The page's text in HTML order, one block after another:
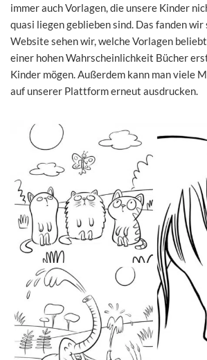
immer auch Vorlagen, die unsere Kinder
quasi liegen geblieben sind. Das fanden wir
Website sehen wir, welche Vorlagen
einer hohen Wahrscheinlichkeit Bücher
Kinder mögen. Außerdem kann man viele
auf unserer Plattform erneut ausdrucken.